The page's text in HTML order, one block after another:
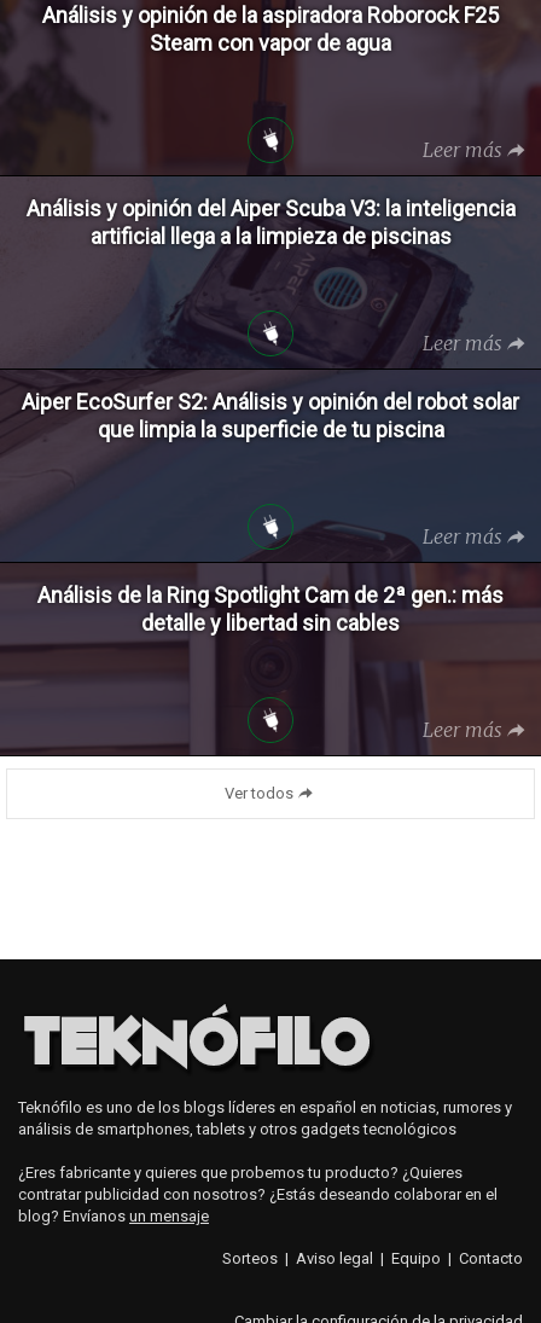
Análisis y opinión de la aspiradora Roborock F25
Steam con vapor de agua
Leer más
Análisis y opinión del Aiper Scuba V3: la inteligencia
artificial llega a la limpieza de piscinas
Leer más
Aiper EcoSurfer S2: Análisis y opinión del robot solar
que limpia la superficie de tu piscina
Leer más
Análisis de la Ring Spotlight Cam de 2ª gen.: más
detalle y libertad sin cables
Leer más
Ver todos
Teknófilo es uno de los blogs líderes en español en noticias, rumores y
análisis de smartphones, tablets y otros gadgets tecnológicos
¿Eres fabricante y quieres que probemos tu producto? ¿Quieres
contratar publicidad con nosotros? ¿Estás deseando colaborar en el
blog? Envíanos un mensaje
Sorteos | Aviso legal | Equipo | Contacto